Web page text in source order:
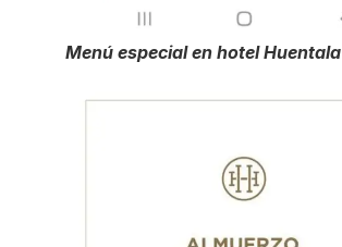
Menú especial en hotel Huentala